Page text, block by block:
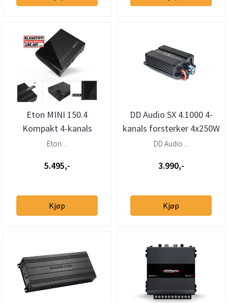
Eton MINI 150.4
Kompakt 4-kanals
forsterker 4x100W
Eton ...
5.495,-
Kjøp
DD Audio SX 4.1000 4-
kanals forsterker 4x250W
@ 2 ohm IPX67
DD Audio ...
3.990,-
Kjøp